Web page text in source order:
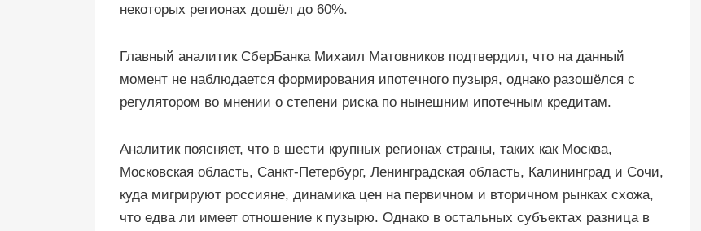
некоторых регионах дошёл до 60%.
Главный аналитик СберБанка Михаил Матовников подтвердил, что на данный
момент не наблюдается формирования ипотечного пузыря, однако разошёлся с
регулятором во мнении о степени риска по нынешним ипотечным кредитам.
Аналитик поясняет, что в шести крупных регионах страны, таких как Москва,
Московская область, Санкт-Петербург, Ленинградская область, Калининград и Сочи,
куда мигрируют россияне, динамика цен на первичном и вторичном рынках схожа,
что едва ли имеет отношение к пузырю. Однако в остальных субъектах разница в